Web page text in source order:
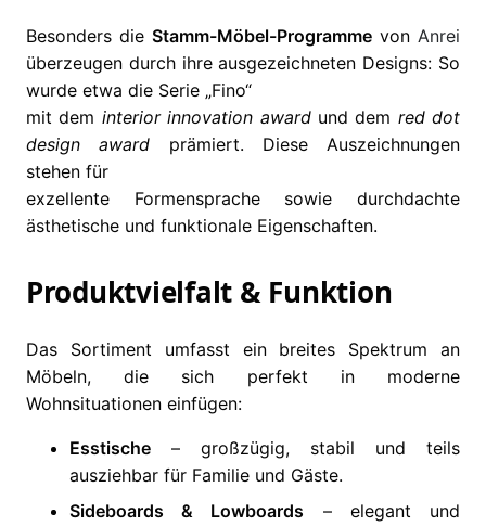
Besonders die Stamm-Möbel-Programme von Anrei
überzeugen durch ihre ausgezeichneten Designs: So
wurde etwa die Serie „Fino“
mit dem interior innovation awardund dem red dot
design award prämiert. Diese Auszeichnungen
stehen für
exzellente Formensprache sowie durchdachte
ästhetische und funktionale Eigenschaften.
Produktvielfalt & Funktion
Das Sortiment umfasst ein breites Spektrum an
Möbeln, die sich perfekt in moderne
Wohnsituationen einfügen:
Esstische – großzügig, stabil und teils
ausziehbar für Familie und Gäste.
Sideboards & Lowboards – elegant und